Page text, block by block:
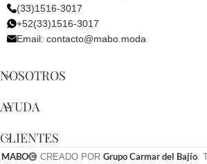
(33)1516-3017
+52(33)1516-3017
Email: contacto@mabo.moda
NOSOTROS
AYUDA
CLIENTES
MABO CREADO POR Grupo Carmar del Bajío.